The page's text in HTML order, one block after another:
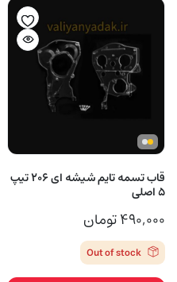
قاب تسمه تایم شیشه ای ۲۰۶ تیپ
۵ اصلی
۴۹۰,۰۰۰تومان
Out of stock